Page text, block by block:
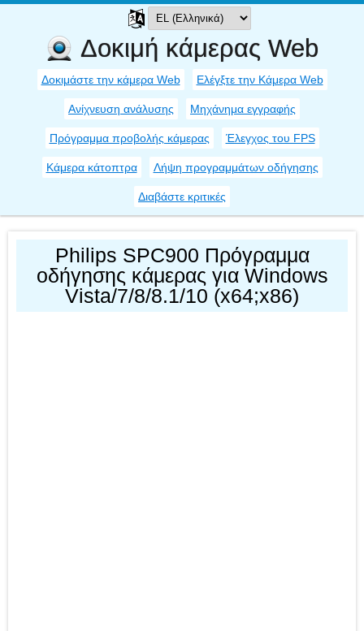
Δοκιμή κάμερας Web
Δοκιμάστε την κάμερα Web Ελέγξτε την Κάμερα Web
Ανίχνευση ανάλυσης Μηχάνημα εγγραφής
Πρόγραμμα προβολής κάμερας Έλεγχος του FPS
Κάμερα κάτοπτρα Λήψη προγραμμάτων οδήγησης
Διαβάστε κριτικές
Philips SPC900 Πρόγραμμα
οδήγησης κάμερας για Windows
Vista/7/8/8.1/10 (x64;x86)